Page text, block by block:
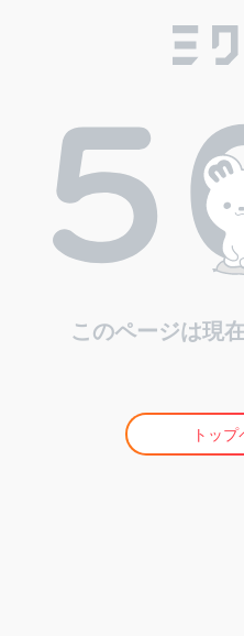
このページは現